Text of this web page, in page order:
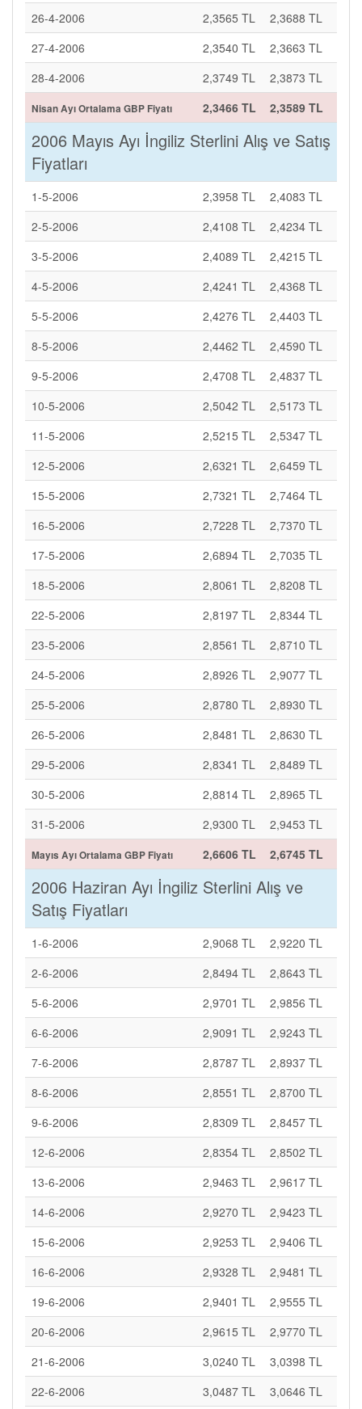
26-4-2006
2,3565 TL
2,3688 TL
27-4-2006
2,3540 TL
2,3663 TL
28-4-2006
2,3749 TL 2,3873 TL
Nisan Ayı Ortalama GBP Fiyatı 2,3466 TL 2,3589 TL
2006 Mayıs Ayı İngiliz Sterlini Alış ve Satış
Fiyatları
1-5-2006 2,3958 TL
2,4083 TL
2-5-2006
2,4108 TL
2,4234 TL
3-5-2006
2,4089 TL
2,4215 TL
4-5-2006
2,4241 TL
2,4368 TL
5-5-2006
2,4276 TL
2,4403 TL
8-5-2006
2,4462 TL
2,4590 TL
9-5-2006
2,4708 TL
2,4837 TL
10-5-2006
2,5042 TL
2,5173 TL
11-5-2006
2,5215 TL
2,5347 TL
12-5-2006
2,6321 TL
2,6459 TL
15-5-2006
2,7321 TL
2,7464 TL
16-5-2006
2,7228 TL
2,7370 TL
17-5-2006
2,6894 TL
2,7035 TL
18-5-2006
2,8061 TL
2,8208 TL
22-5-2006
2,8197 TL
2,8344 TL
23-5-2006
2,8561 TL
2,8710 TL
24-5-2006
2,8926 TL
2,9077 TL
25-5-2006
2,8780 TL
2,8930 TL
26-5-2006
2,8481 TL
2,8630 TL
29-5-2006
2,8341 TL
2,8489 TL
30-5-2006
2,8814 TL
2,8965 TL
31-5-2006
2,9300 TL 2,9453 TL
Mayıs Ayı Ortalama GBP Fiyatı 2,6606 TL 2,6745 TL
2006 Haziran Ayı İngiliz Sterlini Alış ve
Satış Fiyatları
1-6-2006 2,9068 TL
2,9220 TL
2-6-2006
2,8494 TL
2,8643 TL
5-6-2006
2,9701 TL
2,9856 TL
6-6-2006
2,9091 TL
2,9243 TL
7-6-2006
2,8787 TL
2,8937 TL
8-6-2006
2,8551 TL
2,8700 TL
9-6-2006
2,8309 TL
2,8457 TL
12-6-2006
2,8354 TL
2,8502 TL
13-6-2006
2,9463 TL
2,9617 TL
14-6-2006
2,9270 TL
2,9423 TL
15-6-2006
2,9253 TL
2,9406 TL
16-6-2006
2,9328 TL
2,9481 TL
19-6-2006
2,9401 TL
2,9555 TL
20-6-2006
2,9615 TL
2,9770 TL
21-6-2006
3,0240 TL
3,0398 TL
22-6-2006
3,0487 TL 3,0646 TL